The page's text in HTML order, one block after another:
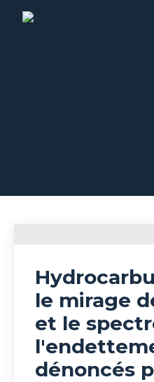
le mirage
et le
dénoncés